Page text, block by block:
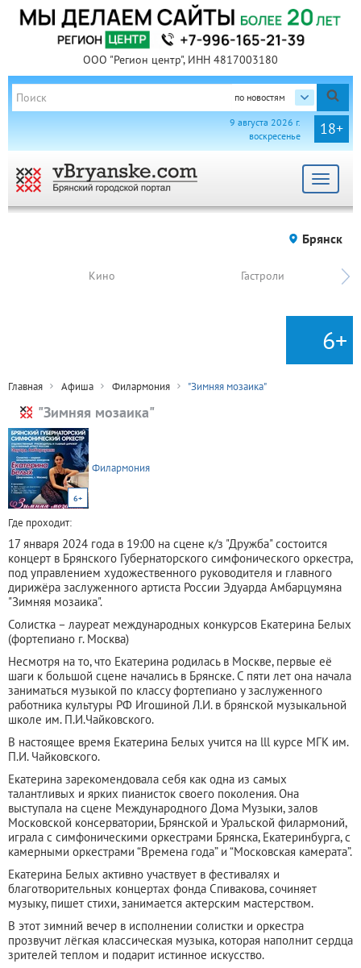
ООО "Регион центр", ИНН 4817003180
по новостям
18+
9 августа 2026 г.
воскресенье
Toggle
Брянск
Кино Гастроли
6+
Главная Афиша Филармония "Зимняя мозаика"
"Зимняя мозаика"
6+
Филармония
Где проходит:
17 января 2024 года в 19:00 на сцене к/з "Дружба" состоится
концерт в Брянского Губернаторского симфонического оркестра,
под управлением художественного руководителя и главного
дирижёра заслуженного артиста России Эдуарда Амбарцумяна
"Зимняя мозаика".
Солистка – лауреат международных конкурсов Екатерина Белых
(фортепиано г. Москва)
Несмотря на то, что Екатерина родилась в Москве, первые её
шаги к большой сцене начались в Брянске. С пяти лет она начала
заниматься музыкой по классу фортепиано у заслуженного
работника культуры РФ Игошиной Л.И. в брянской музыкальной
школе им. П.И.Чайковского.
В настоящее время Екатерина Белых учится на lll курсе МГК им.
П.И. Чайковского.
Екатерина зарекомендовала себя как одна из самых
талантливых и ярких пианисток своего поколения. Она
выступала на сцене Международного Дома Музыки, залов
Московской консерватории, Брянской и Уральской филармоний,
играла с симфоническими оркестрами Брянска, Екатеринбурга, с
камерными оркестрами “Времена года” и “Московская камерата”.
Екатерина Белых активно участвует в фестивалях и
благотворительных концертах фонда Спивакова, сочиняет
музыку, пишет стихи, занимается актерским мастерством.
В этот зимний вечер в исполнении солистки и оркестра
прозвучит лёгкая классическая музыка, которая наполнит сердца
зрителей теплом и подарит истинное искусство.